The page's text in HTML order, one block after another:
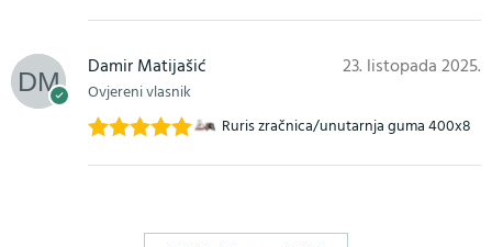
Damir Matijašić
Ovjereni vlasnik
23. listopada 2025.
Ruris zračnica/unutarnja guma 400x8